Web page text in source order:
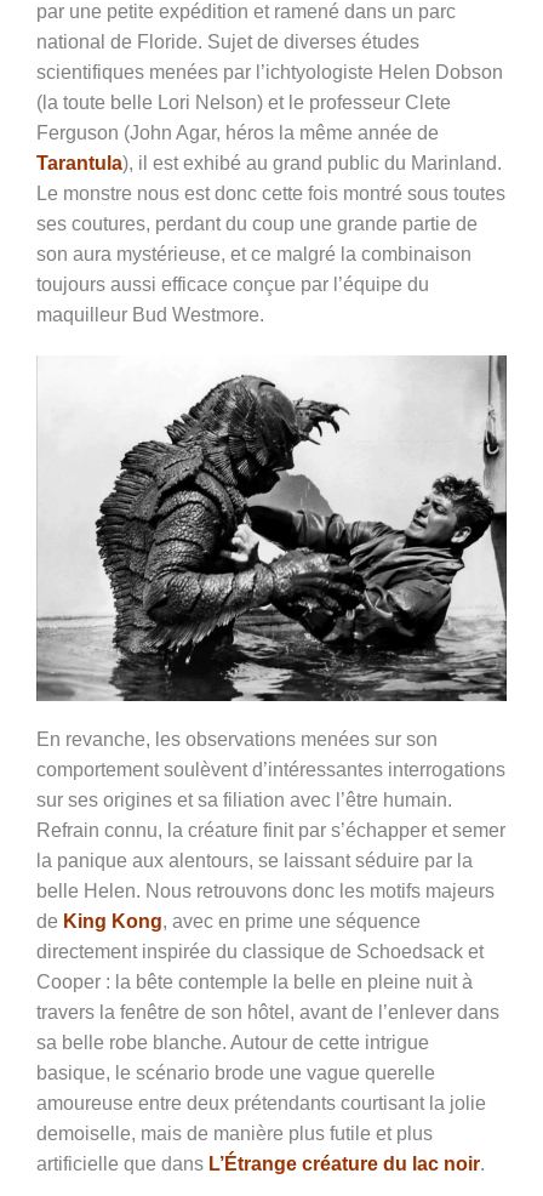
par une petite expédition et ramené dans un parc
national de Floride. Sujet de diverses études
scientifiques menées par l’ichtyologiste Helen Dobson
(la toute belle Lori Nelson) et le professeur Clete
Ferguson (John Agar, héros la même année de
Tarantula), il est exhibé au grand public du Marinland.
Le monstre nous est donc cette fois montré sous toutes
ses coutures, perdant du coup une grande partie de
son aura mystérieuse, et ce malgré la combinaison
toujours aussi efficace conçue par l’équipe du
maquilleur Bud Westmore.
En revanche, les observations menées sur son
comportement soulèvent d’intéressantes interrogations
sur ses origines et sa filiation avec l’être humain.
Refrain connu, la créature finit par s’échapper et semer
la panique aux alentours, se laissant séduire par la
belle Helen. Nous retrouvons donc les motifs majeurs
de King Kong, avec en prime une séquence
directement inspirée du classique de Schoedsack et
Cooper : la bête contemple la belle en pleine nuit à
travers la fenêtre de son hôtel, avant de l’enlever dans
sa belle robe blanche. Autour de cette intrigue
basique, le scénario brode une vague querelle
amoureuse entre deux prétendants courtisant la jolie
demoiselle, mais de manière plus futile et plus
artificielle que dans L’Étrange créature du lac noir.